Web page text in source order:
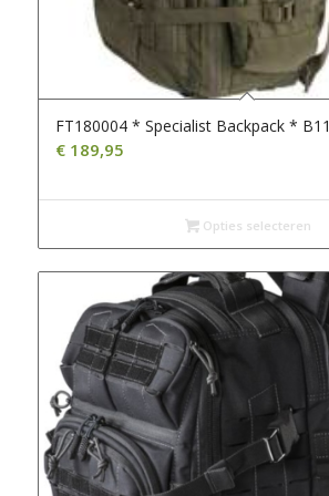
FT180004 * Specialist Backpack * B11
€189,95
Opties selecteren